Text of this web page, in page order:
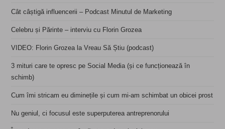
Cât câștigă influencerii – Podcast Minutul de Marketing
Celebru și Părinte – interviu cu Florin Grozea
VIDEO: Florin Grozea la Vreau Să Știu (podcast)
3 mituri care te opresc pe Social Media (și ce funcționează în
schimb)
Cum îmi stricam eu diminețile și cum mi-am schimbat un obicei prost
Nu geniul, ci focusul este superputerea antreprenorului